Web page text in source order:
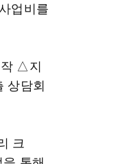
업비를
△지
상담회
크